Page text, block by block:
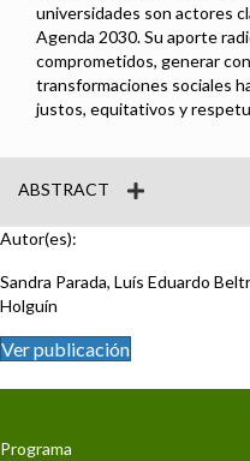
universidades son actores
Agenda 2030. Su aporte
comprometidos, generar
transformaciones sociales
justos, equitativos y
ABSTRACT
Autor(es):
Sandra Parada, Luís Eduardo
Holguín
Ver publicación
Programa